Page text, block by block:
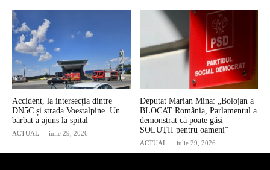
Accident, la intersecția dintre
DN5C și strada Voestalpine. Un
bărbat a ajuns la spital
ACTUAL iulie 29, 2026
Deputat Marian Mina: „Bolojan a
BLOCAT România, Parlamentul a
demonstrat că poate găsi
SOLUŢII pentru oameni”
ACTUAL iulie 29, 2026